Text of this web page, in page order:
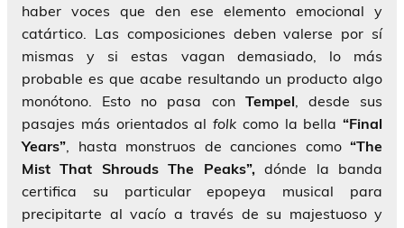
haber voces que den ese elemento emocional y
catártico. Las composiciones deben valerse por sí
mismas y si estas vagan demasiado, lo más
probable es que acabe resultando un producto algo
monótono. Esto no pasa con Tempel , desde sus
pasajes más orientados al folk como la bella “Final
Years” , hasta monstruos de canciones como “The
Mist That Shrouds The Peaks”,dónde la banda
certifica su particular epopeya musical para
precipitarte al vacío a través de su majestuoso y